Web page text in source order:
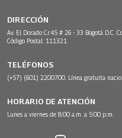
DIRECCIÓN
Av. El Dorado Cr.45 # 26 - 33 Bogotá D.C.
Código Postal: 111321
TELÉFONOS
(+57) (601) 2200700. Línea gratuita
HORARIO DE ATENCIÓN
Lunes a viernes de 8:00 a.m. a 5:00 p.m.